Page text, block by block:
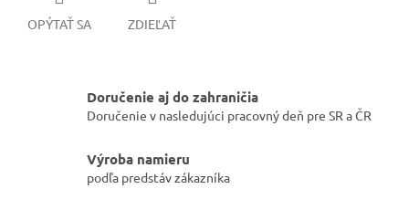
OPÝTAŤ SA ZDIEĽAŤ
Doručenie aj do zahraničia
Doručenie v nasledujúci pracovný deň pre SR a ČR
Výroba namieru
podľa predstáv zákazníka